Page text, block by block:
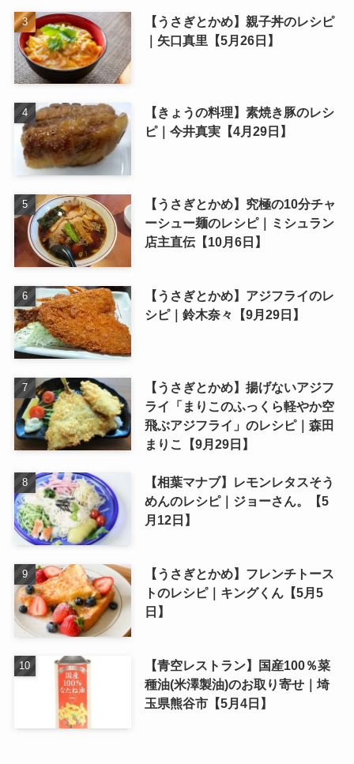
【うさぎとかめ】親子丼のレシピ
｜矢口真里【5月26日】
【きょうの料理】素焼き豚のレシ
ピ｜今井真実【4月29日】
【うさぎとかめ】究極の10分チャ
ーシュー麺のレシピ｜ミシュラン
店主直伝【10月6日】
【うさぎとかめ】アジフライのレ
シピ｜鈴木奈々【9月29日】
【うさぎとかめ】揚げないアジフ
ライ「まりこのふっくら軽やか空
飛ぶアジフライ」のレシピ｜森田
まりこ【9月29日】
【相葉マナブ】レモンレタスそう
めんのレシピ｜ジョーさん。【5
月12日】
【うさぎとかめ】フレンチトース
トのレシピ｜キングくん【5月5
日】
【青空レストラン】国産100％菜
種油(米澤製油)のお取り寄せ｜埼
玉県熊谷市【5月4日】